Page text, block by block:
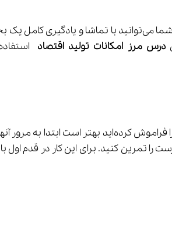
در این مدرسه فیلم‌های آموزشی به صورت بخش بندی شده ارائه
درس مرز امکانات تولید اقتصاد
شما در درس قبل با اصول انتخاب درست آشنا شدید و اگر